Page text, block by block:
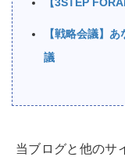
【戦略会議】
議
当ブログと他のサ